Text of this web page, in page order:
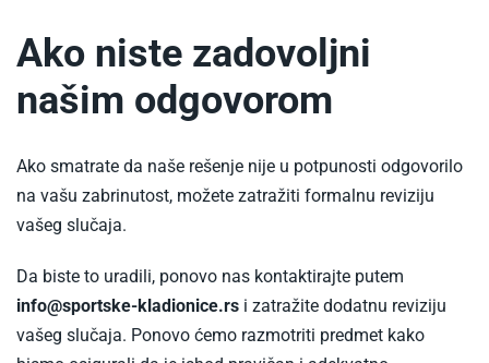
Ako niste zadovoljni
našim odgovorom
Ako smatrate da naše rešenje nije u potpunosti odgovorilo
na vašu zabrinutost, možete zatražiti formalnu reviziju
vašeg slučaja.
Da biste to uradili, ponovo nas kontaktirajte putem
info@sportske-kladionice.rs i zatražite dodatnu reviziju
vašeg slučaja. Ponovo ćemo razmotriti predmet kako